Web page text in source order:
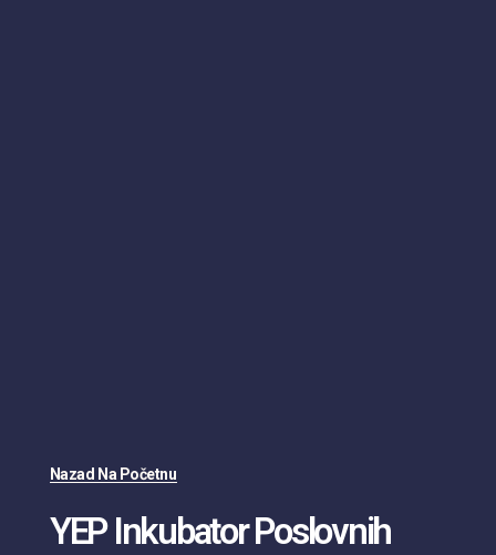
Nazad Na Početnu
YEP Inkubator Poslovnih